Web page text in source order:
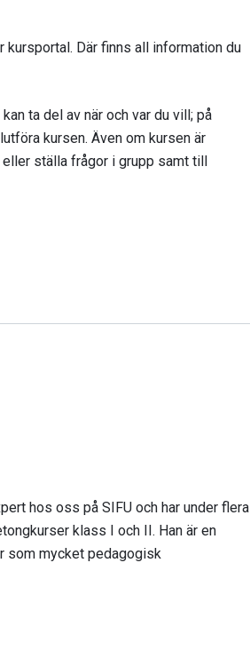
Där finns all information du
ta del av när och var du vill; på
kursen. Även om kursen är
ställa frågor i grupp samt till
hos oss på SIFU och har under flera
klass I och II. Han är en
som mycket pedagogisk